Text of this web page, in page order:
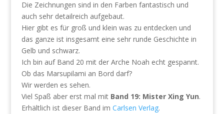
Die Zeichnungen sind in den Farben fantastisch und
auch sehr detailreich aufgebaut.
Hier gibt es für groß und klein was zu entdecken und
das ganze ist insgesamt eine sehr runde Geschichte in
Gelb und schwarz.
Ich bin auf Band 20 mit der Arche Noah echt gespannt.
Ob das Marsupilami an Bord darf?
Wir werden es sehen.
Viel Spaß aber erst mal mit Band 19: Mister Xing Yun.
Erhältlich ist dieser Band im Carlsen Verlag.